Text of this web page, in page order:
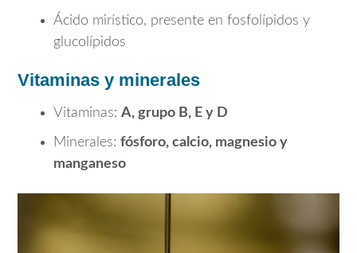
Ácido mirístico, presente en fosfolípidos y
glucolípidos
Vitaminas y minerales
Vitaminas: A, grupo B, E y D
Minerales: fósforo, calcio, magnesio y
manganeso